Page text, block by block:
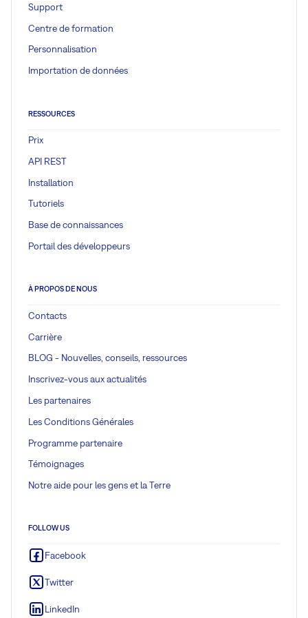
Support
Centre de formation
Personnalisation
Importation de données
RESSOURCES
Prix
API REST
Installation
Tutoriels
Base de connaissances
Portail des développeurs
À PROPOS DE NOUS
Contacts
Carrière
BLOG - Nouvelles, conseils, ressources
Inscrivez-vous aux actualités
Les partenaires
Les Conditions Générales
Programme partenaire
Témoignages
Notre aide pour les gens et la Terre
FOLLOW US
Facebook
Twitter
LinkedIn